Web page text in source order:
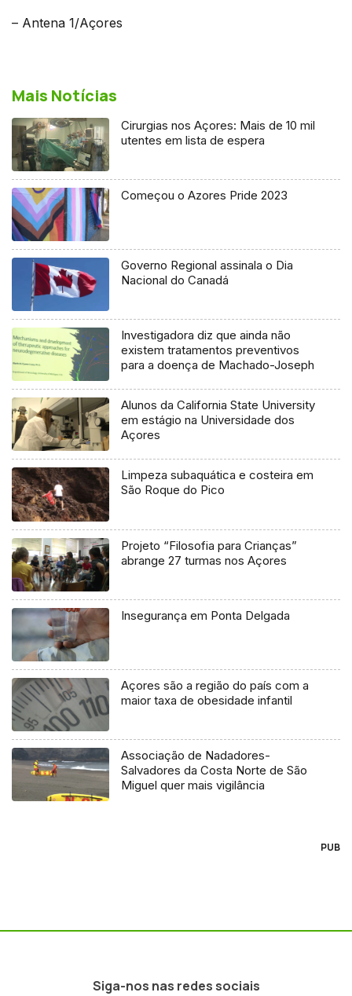
– Antena 1/Açores
Mais Notícias
Cirurgias nos Açores: Mais de 10 mil
utentes em lista de espera
Começou o Azores Pride 2023
Governo Regional assinala o Dia
Nacional do Canadá
Investigadora diz que ainda não
existem tratamentos preventivos
para a doença de Machado-Joseph
Alunos da California State University
em estágio na Universidade dos
Açores
Limpeza subaquática e costeira em
São Roque do Pico
Projeto “Filosofia para Crianças”
abrange 27 turmas nos Açores
Insegurança em Ponta Delgada
Açores são a região do país com a
maior taxa de obesidade infantil
Associação de Nadadores-
Salvadores da Costa Norte de São
Miguel quer mais vigilância
PUB
Siga-nos nas redes sociais